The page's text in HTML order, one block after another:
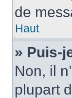
de
Haut
» Puis-
Non, il
plupart